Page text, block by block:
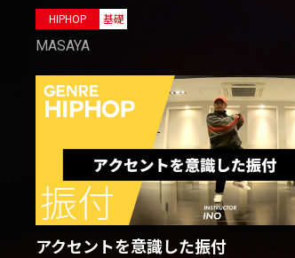
HIPHOP 基礎
MASAYA
アクセントを意識した振付